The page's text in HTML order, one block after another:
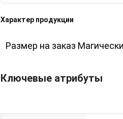
Характер продукции
Размер на заказ
Ключевые атрибуты